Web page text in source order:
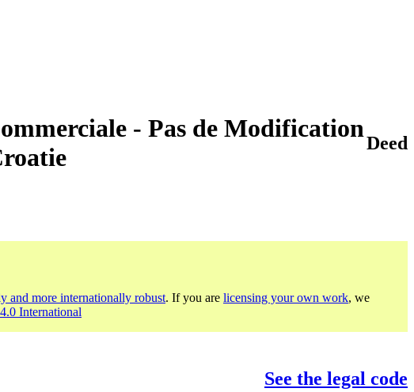
- Pas de Modification
Deed
and more internationally robust. If you are licensing your own work, we
International
See the legal code